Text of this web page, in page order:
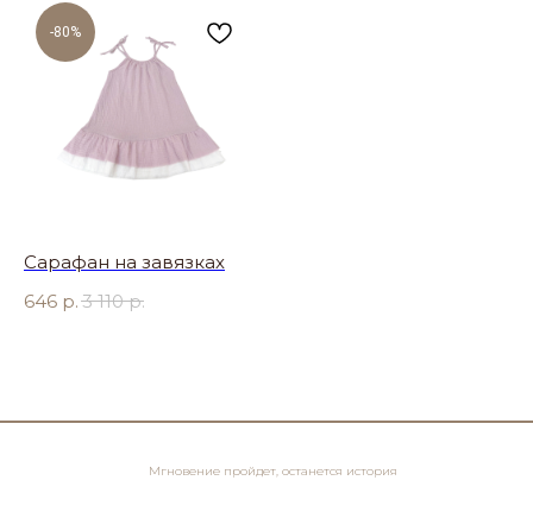
-80%
Сарафан на завязках
646 р. 3 110 р.
Мгновение пройдет, останется история